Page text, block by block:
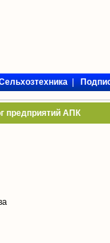
|
предприятий АПК